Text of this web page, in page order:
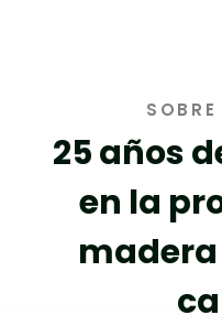
25 años
en la